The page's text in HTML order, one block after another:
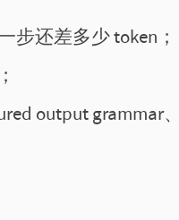
步还差多少 token；
output grammar